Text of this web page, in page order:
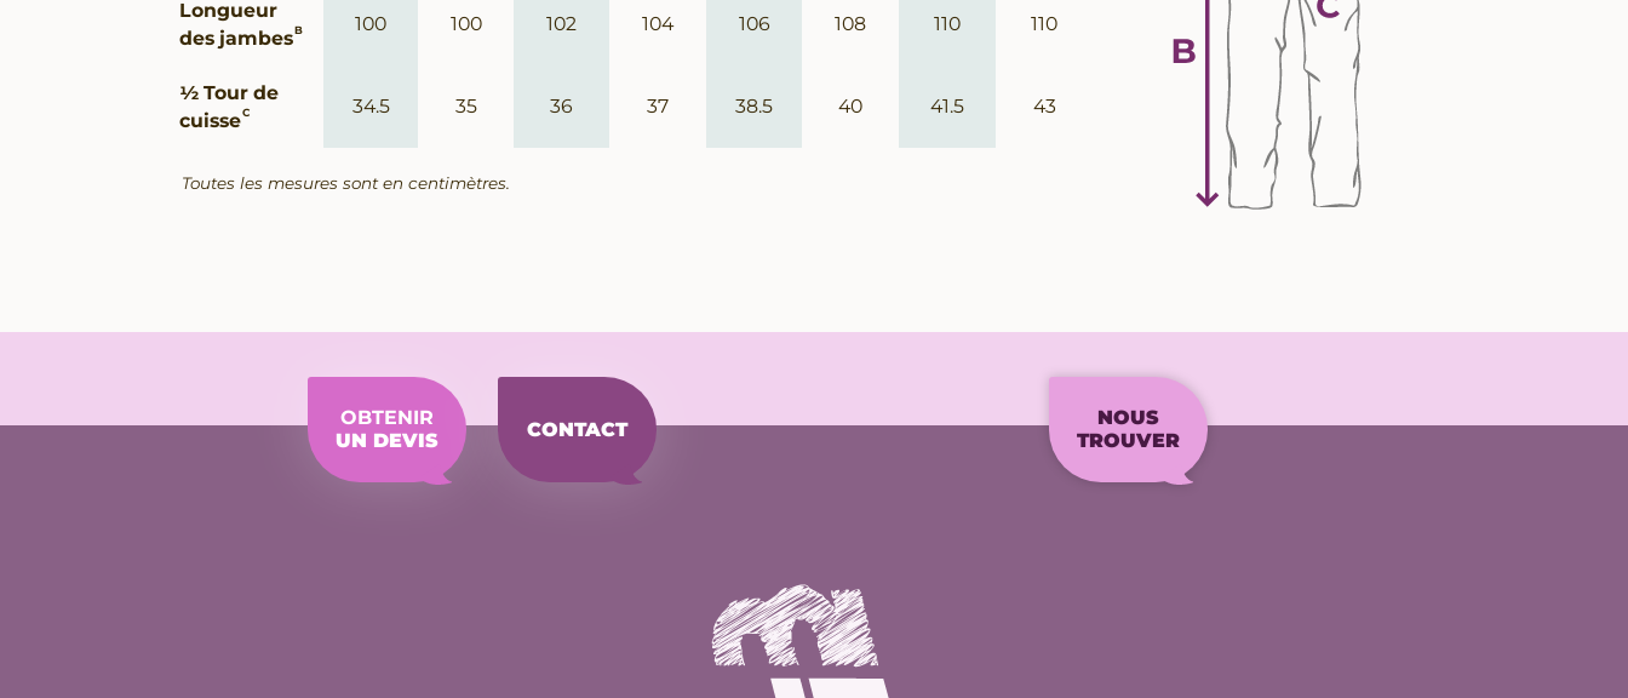
Longueur
des jambesB 100 100 102 104 106 108 110 110
½ Tour de
cuisseC 34.5 35 36 37 38.5 40 41.5 43
Toutes les mesures sont en centimètres.
OBTENIR
UN DEVIS
CONTACT
NOUS
TROUVER